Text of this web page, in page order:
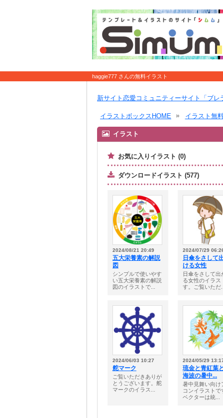
haggie777 さんの無料イラスト
新サイト恋愛コミュニティーサイト「ブレ
イラストボックスHOME イラスト無
イラスト
お気に入りイラスト (0)
ダウンロードイラスト (577)
2024/08/21 20:49
五大栄養素の解説
図
シンプルで使いやす
い五大栄養素の解説
図のイラストで...
2024/07/29
日傘をさして
ける女性
日傘をさして出
る女性のイラス
す。ご覧いただ
2024/06/03 10:27
舵マーク
ご覧いただきありが
とうございます。舵
マークのイラス...
2024/05/29
琉金と青紅葉
海波の暑中...
暑中見舞い向け
コンイラストで
ベクターは統...